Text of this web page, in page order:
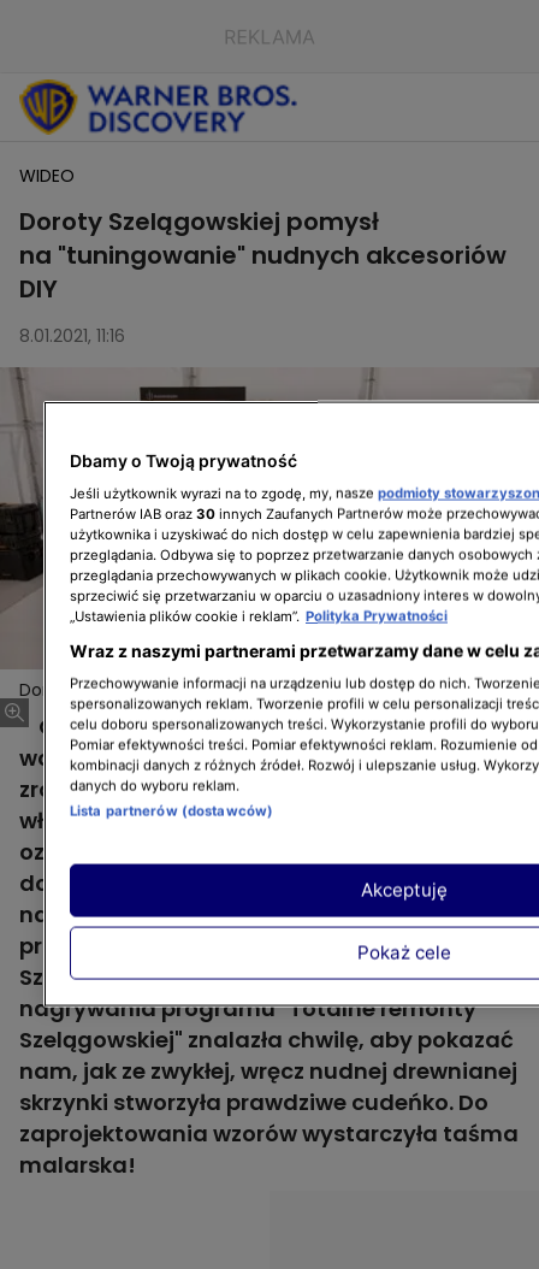
WIDEO
Doroty Szelągowskiej pomysł
na "tuningowanie" nudnych akcesoriów
DIY
8.01.2021, 11:16
Doroty Szelągowskiej pomysł na "tuningowanie"
nudnych akcesoriów DIY
Więcej
Oryginalne gadżety do naszych wnętrz
wcale nie muszą być drogie. Wystarczy
zrobić je samemu. A dodatkową zaletą
własnoręcznego wykonywania czy
ozdabiania akcesoriów jest to, że zrobimy je
dokładnie takie, jak podobają nam się
najbardziej. Samo wykonanie jest niezwykle
proste, co udowodniła nam Dorota
Szelągowska. Projektantka wnętrz podczas
nagrywania programu "Totalne remonty
Szelągowskiej" znalazła chwilę, aby pokazać
nam, jak ze zwykłej, wręcz nudnej drewnianej
skrzynki stworzyła prawdziwe cudeńko. Do
zaprojektowania wzorów wystarczyła taśma
malarska!
Dbamy o Twoją prywatność
Jeśli użytkownik wyrazi na to zgodę, my, nasze podmioty
Partnerów IAB oraz 30 innych Zaufanych Partnerów może
użytkownika i uzyskiwać do nich dostęp w celu zapewnienia bardziej
przeglądania. Odbywa się to poprzez przetwarzanie danych osobowych
przeglądania przechowywanych w plikach cookie. Użytkownik może
sprzeciwić się przetwarzaniu w oparciu o uzasadniony interes w
„Ustawienia plików cookie i reklam”. Polityka Prywatności
Wraz z naszymi partnerami przetwarzamy dane w celu
Przechowywanie informacji na urządzeniu lub dostęp do nich.
spersonalizowanych reklam. Tworzenie profili w celu personalizacji
celu doboru spersonalizowanych treści. Wykorzystanie profili do
Pomiar efektywności treści. Pomiar efektywności reklam. Rozumienie
kombinacji danych z różnych źródeł. Rozwój i ulepszanie usług.
danych do wyboru reklam.
Lista partnerów (dostawców)
Pokaż cele
Akceptuję